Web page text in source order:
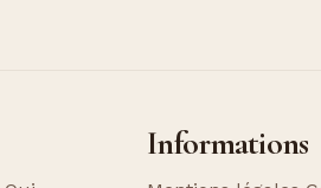
Informations